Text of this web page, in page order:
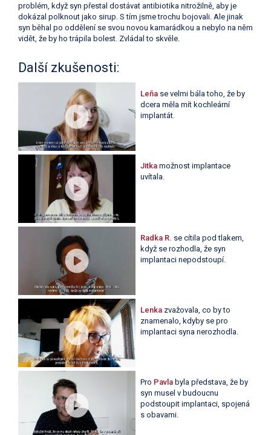
problém, když syn přestal dostávat antibiotika nitrožilně, aby je
dokázal polknout jako sirup. S tím jsme trochu bojovali. Ale jinak
syn běhal po oddělení se svou novou kamarádkou a nebylo na něm
vidět, že by ho trápila bolest. Zvládal to skvěle.
Další zkušenosti:
Leňase velmi bála toho, že by
dcera měla mít kochleární
implantát.
Jitkamožnost implantace
uvítala.
Radka R. se cítila pod tlakem,
když se rozhodla, že syn
implantaci nepodstoupí.
Lenkazvažovala, co by to
znamenalo, kdyby se pro
implantaci syna nerozhodla.
Pro Pavlabyla představa, že by
syn musel v budoucnu
podstoupit implantaci, spojená
s obavami.